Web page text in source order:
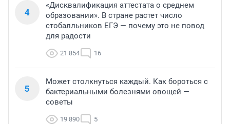
4
«Дисквалификация аттестата о среднем
образовании». В стране растет число
стобалльников ЕГЭ — почему это не повод
для радости
21 854 16
5
Может столкнуться каждый. Как бороться с
бактериальными болезнями овощей —
советы
19 890 5